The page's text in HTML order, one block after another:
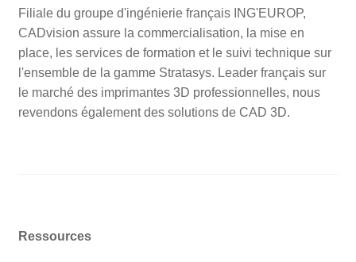
Filiale du groupe d'ingénierie français ING'EUROP,
CADvision assure la commercialisation, la mise en
place, les services de formation et le suivi technique sur
l'ensemble de la gamme Stratasys. Leader français sur
le marché des imprimantes 3D professionnelles, nous
revendons également des solutions de CAD 3D.
Ressources